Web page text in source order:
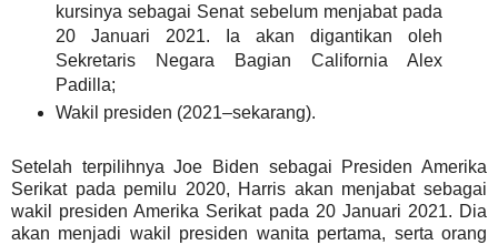
kursinya sebagai Senat sebelum menjabat pada
20 Januari 2021. Ia akan digantikan oleh
Sekretaris Negara Bagian California Alex
Padilla;
Wakil presiden (2021–sekarang).
Setelah terpilihnya Joe Biden sebagai Presiden Amerika
Serikat pada pemilu 2020, Harris akan menjabat sebagai
wakil presiden Amerika Serikat pada 20 Januari 2021. Dia
akan menjadi wakil presiden wanita pertama, serta orang